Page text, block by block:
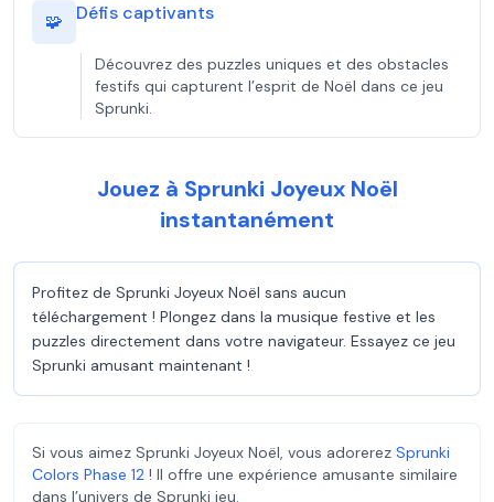
🧩 Défis captivants
Découvrez des puzzles uniques et des obstacles
festifs qui capturent l’esprit de Noël dans ce jeu
Sprunki.
Jouez à Sprunki Joyeux Noël
instantanément
Profitez de Sprunki Joyeux Noël sans aucun
téléchargement ! Plongez dans la musique festive et les
puzzles directement dans votre navigateur. Essayez ce jeu
Sprunki amusant maintenant !
Si vous aimez Sprunki Joyeux Noël, vous adorerez Sprunki
Colors Phase 12 ! Il offre une expérience amusante similaire
dans l’univers de Sprunki jeu.